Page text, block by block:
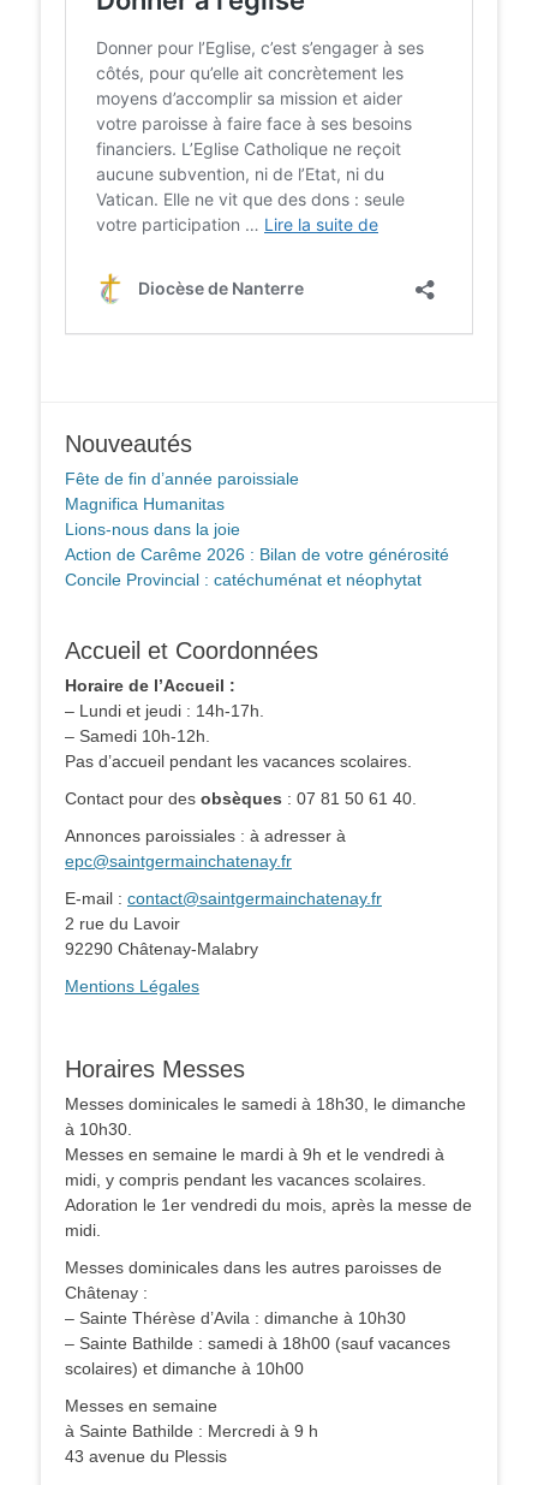
Nouveautés
Fête de fin d’année paroissiale
Magnifica Humanitas
Lions-nous dans la joie
Action de Carême 2026 : Bilan de votre générosité
Concile Provincial : catéchuménat et néophytat
Accueil et Coordonnées
Horaire de l’Accueil :
– Lundi et jeudi : 14h-17h.
– Samedi 10h-12h.
Pas d’accueil pendant les vacances scolaires.
Contact pour des obsèques : 07 81 50 61 40.
Annonces paroissiales : à adresser à
epc@saintgermainchatenay.fr
E-mail : contact@saintgermainchatenay.fr
2 rue du Lavoir
92290 Châtenay-Malabry
Mentions Légales
Horaires Messes
Messes dominicales le samedi à 18h30, le dimanche
à 10h30.
Messes en semaine le mardi à 9h et le vendredi à
midi, y compris pendant les vacances scolaires.
Adoration le 1er vendredi du mois, après la messe de
midi.
Messes dominicales dans les autres paroisses de
Châtenay :
– Sainte Thérèse d’Avila : dimanche à 10h30
– Sainte Bathilde : samedi à 18h00 (sauf vacances
scolaires) et dimanche à 10h00
Messes en semaine
à Sainte Bathilde : Mercredi à 9 h
43 avenue du Plessis